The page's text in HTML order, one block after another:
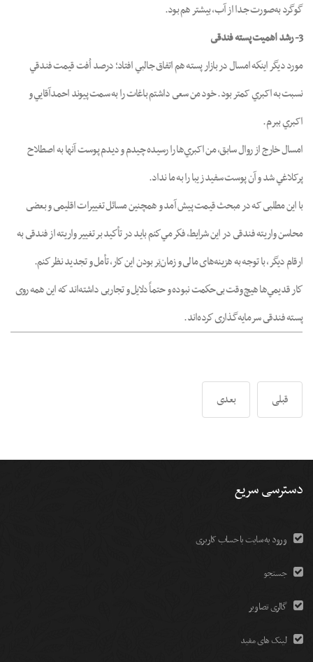
گوگرد به‌صورت جدا از آب، بيشتر هم بود.
3- رشد اهميت پسته فندقى
مورد ديگر اينكه امسال در بازار پسته هم اتفاق جالبي افتاد؛ درصد اُفت قيمت فندقي
نسبت به اکبري کمتر بود. خود من سعى داشتم باغات را به سمت پيوند احمدآقايي و
اکبري ببرم.
امسال خارج از روال سابق، من اکبري‌ها را رسيده چيدم و ديدم پوست آنها به اصطلاح
پرکلاغي شد و آن پوست سفيد زيبا را به ما نداد.
با اين مطلبى که در مبحث قيمت پيش آمد و همچنين مسائل تغييرات اقليمى و بعضى
محاسن واريته فندقى در اين شرايط، فكر مي‌كنم بايد در تأكيد بر تغيير واريته از فندقى به
ارقام ديگر، با توجه به هزينه‌هاى مالى و زمان‌بَر بودن اين كار، تأمل و تجديد نظر كنم.
كار قديمي‌ها هيچ وقت بى‌حكمت نبوده و حتماً دلايل و تجاربى داشته‌اند كه اين همه روى
پسته فندقى سرمايه‌گذارى كرده‌اند.
قبلی بعدی
دسترسی سریع
ورود به سایت با حساب کاربری
جستجو
گالری تصاویر
لینک های مفید